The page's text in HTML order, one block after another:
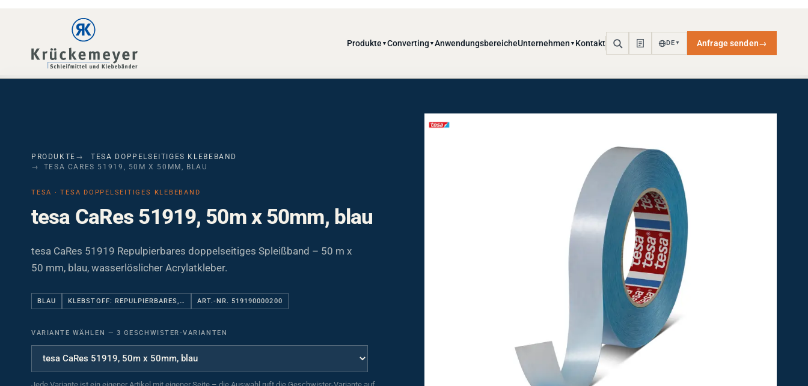
Kontakt DE
PRODUKTE
TESA DOPPELSEITIGES KLEBEBAND
TESA CARES 51919, 50M X 50MM, BLAU
tesa CaRes 51919, 50m x 50mm, blau
tesa CaRes 51919 Repulpierbares doppelseitiges Spleißband – 50 m x
50 mm, blau, wasserlöslicher Acrylatkleber.
VARIANTE WÄHLEN
Jede Variante ist ein eigener Artikel mit eigener Seite – die Auswahl ruft die Geschwister-Variante auf.